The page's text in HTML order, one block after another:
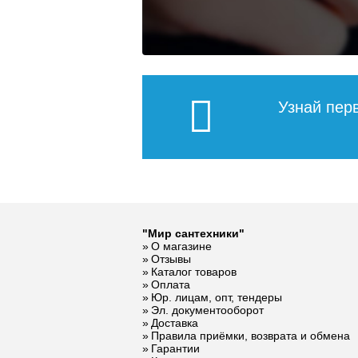
609
Подробнее
0003-
Клапан
предохранительный
ROMMER для
отопления 2.5 бар
1/2 x3/4 RVS-0001-
002515
0003-
5 300
Подробнее
87 931
Подробнее
490
Подробнее
23 296
Подробнее
RMS-
Узнай
"Мир сантехники"
О магазине
Отзывы
Каталог товаров
Оплата
Юр. лицам, опт, тендеры
Эл. документооборот
Доставка
Правила приёмки, возврата и обмена
Гарантии